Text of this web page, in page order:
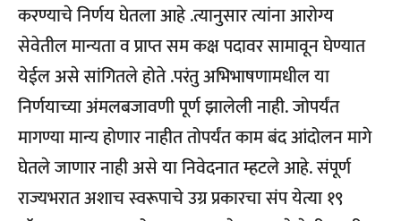
करण्याचे निर्णय घेतला आहे .त्यानुसार त्यांना आरोग्य
सेवेतील मान्यता व प्राप्त सम कक्ष पदावर सामावून घेण्यात
येईल असे सांगितले होते .परंतु अभिभाषणामधील या
निर्णयाच्या अंमलबजावणी पूर्ण झालेली नाही. जोपर्यंत
मागण्या मान्य होणार नाहीत तोपर्यंत काम बंद आंदोलन मागे
घेतले जाणार नाही असे या निवेदनात म्हटले आहे. संपूर्ण
राज्यभरात अशाच स्वरूपाचे उग्र प्रकारचा संप येत्या १९